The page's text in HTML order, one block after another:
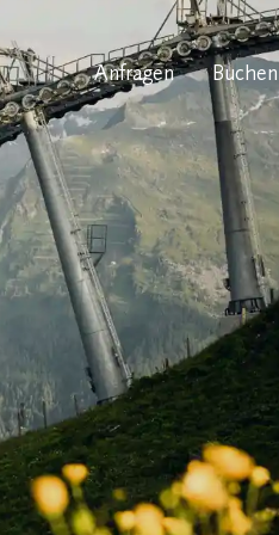
Anfragen Buchen